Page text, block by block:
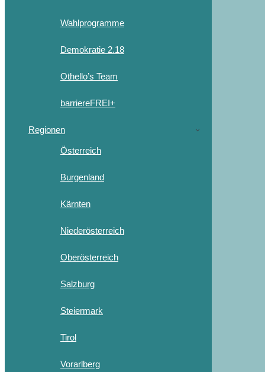
Wahlprogramme
Demokratie 2.18
Othello’s Team
barriereFREI+
Regionen
Österreich
Burgenland
Kärnten
Niederösterreich
Oberösterreich
Salzburg
Steiermark
Tirol
Vorarlberg